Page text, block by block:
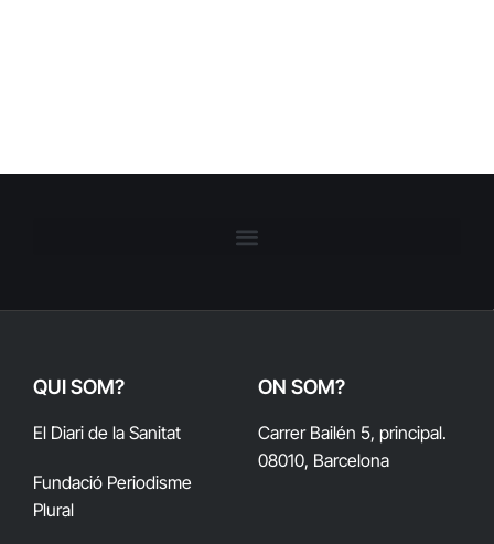
QUI SOM?
El Diari de la Sanitat
Fundació Periodisme
Plural
ON SOM?
Carrer Bailén 5, principal.
08010, Barcelona